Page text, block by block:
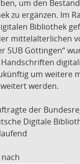
um den
zu ergänzen. Im
Bibliothek
mittelalterlichen
SUB Göttingen“
um weitere
werden.
der
Digitale
laufend